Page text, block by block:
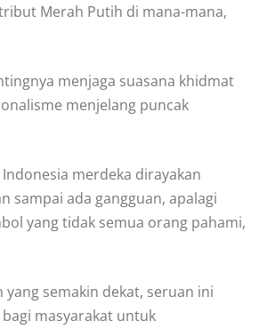
Merah Putih di mana-mana,
menjaga suasana khidmat
menjelang puncak
Indonesia merdeka dirayakan
sampai ada gangguan, apalagi
yang tidak semua orang pahami,
semakin dekat, seruan ini
masyarakat untuk